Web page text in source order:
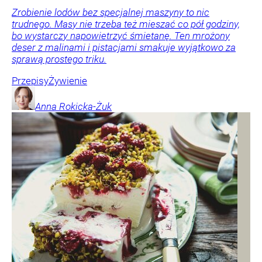
Zrobienie lodów bez specjalnej maszyny to nic
trudnego. Masy nie trzeba też mieszać co pół godziny,
bo wystarczy napowietrzyć śmietanę. Ten mrożony
deser z malinami i pistacjami smakuje wyjątkowo za
sprawą prostego triku.
PrzepisyŻywienie
Anna Rokicka-Żuk